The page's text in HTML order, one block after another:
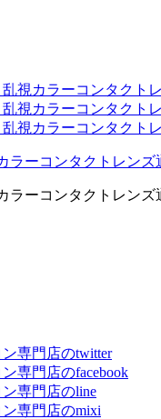
視カラーコンタクト
視カラーコンタクト
視カラーコンタクト
ーコンタクトレンズ
ーコンタクトレンズ
専門店のtwitter
専門店のfacebook
専門店のline
専門店のmixi